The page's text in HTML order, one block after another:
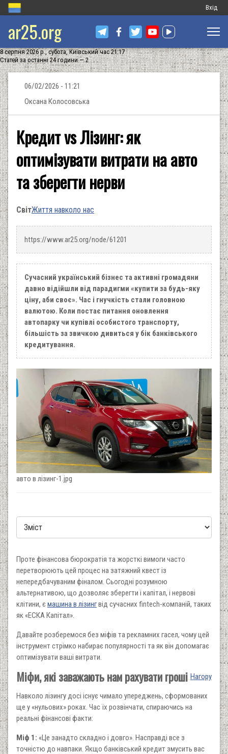
Меню
запису
Вхід
ar25.org
8 серпня 2026 р., субота, Київський час 21:17
Статей за останні 24 години — 2
06/02/2026 - 11:21
Оксана Колосовська
Кредит vs Лізинг: як
оптимізувати витрати на авто
та зберегти нерви
СвітЖиття навколо нас
https://www.ar25.org/node/61201
Сучасний український бізнес та активні громадяни
давно відійшли від парадигми «купити за будь-яку
ціну, аби своє». Час і гнучкість стали головною
валютою. Коли постає питання оновлення
автопарку чи купівлі особистого транспорту,
більшість за звичкою дивиться у бік банківського
кредитування.
авто в лізинг-1.jpg
Проте фінансова бюрократія та жорсткі вимоги часто
перетворюють цей процес на затяжний квест із
непередбачуваним фіналом. Сьогодні розумною
альтернативою, що дозволяє зберегти і капітал, і нервові
клітини, ємашина в лізингвід сучасних fintech-компаній, таких
як «ЕСКА Капітал».
Давайте розберемося без міфів та рекламних гасел, чому цей
інструмент стрімко набирає популярності та як він допомагає
оптимізувати ваші витрати.
Нагору
Міфи, які заважають нам рахувати гроші
Навколо лізингу досі існує чимало упереджень, сформованих
ще у «нульових» роках. Час їх розвінчати, спираючись на
реальні фінансові факти:
Міф 1: «Це занадто складно і довго». Насправді все з
точністю до навпаки. Якщо банківський кредит змусить вас